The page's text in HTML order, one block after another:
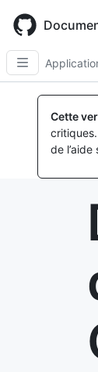
main
content
Cette
de l’aide